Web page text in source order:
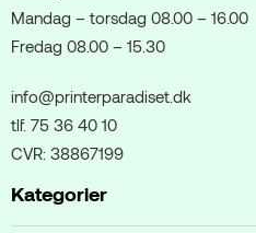
Mandag – torsdag 08.00 – 16.00
Fredag 08.00 – 15.30
info@printerparadiset.dk
tlf. 75 36 40 10
CVR: 38867199
Kategorier